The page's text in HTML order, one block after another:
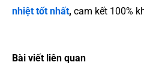
nhiệt tốt nhất, cam kết 100%
Bài viết liên quan